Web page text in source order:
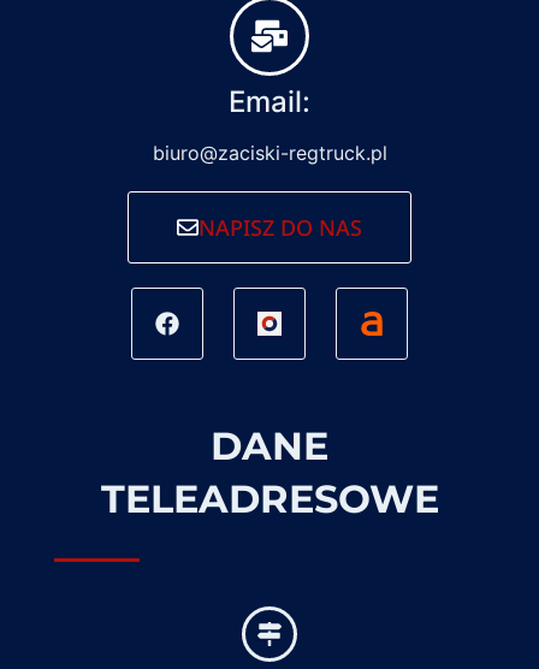
Email:
biuro@zaciski-regtruck.pl
NAPISZ DO NAS
DANE
TELEADRESOWE